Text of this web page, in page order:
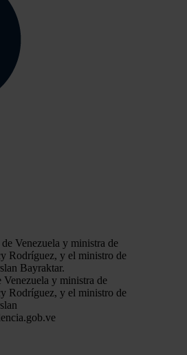
Venezuela y ministra de
Rodríguez, y el ministro de